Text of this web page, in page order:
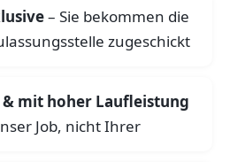
– Sie bekommen die
zugeschickt
& mit hoher Laufleistung
Job, nicht Ihrer